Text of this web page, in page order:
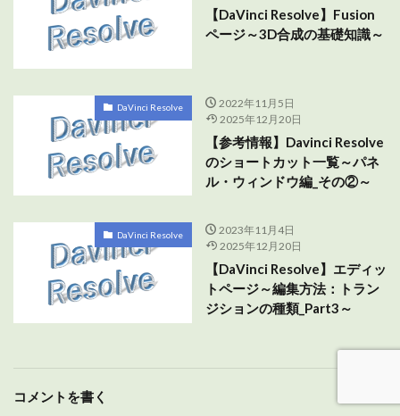
【DaVinci Resolve】Fusion
ページ～3D合成の基礎知識～
DaVinci Resolve
2022年11月5日
2025年12月20日
【参考情報】Davinci Resolve
のショートカット一覧～パネ
ル・ウィンドウ編_その②～
DaVinci Resolve
2023年11月4日
2025年12月20日
【DaVinci Resolve】エディッ
トページ～編集方法：トラン
ジションの種類_Part3～
コメントを書く